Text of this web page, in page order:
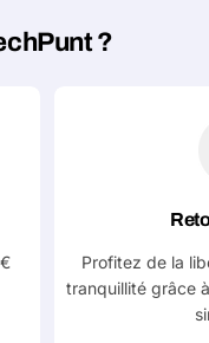
?
Profitez de la
tranquillité grâce